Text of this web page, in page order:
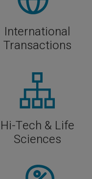
International
Transactions
Hi-Tech & Life
Sciences